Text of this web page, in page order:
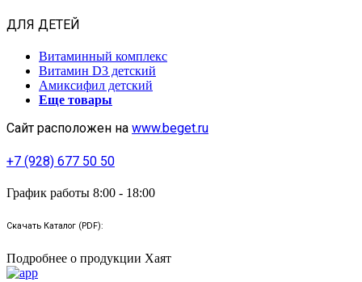
ДЛЯ ДЕТЕЙ
Витаминный комплекс
Витамин D3 детский
Амиксифил детский
Еще товары
Сайт расположен на www.beget.ru
+7 (928) 677 50 50
График работы 8:00 - 18:00
Скачать Каталог (PDF):
Подробнее о продукции Хаят